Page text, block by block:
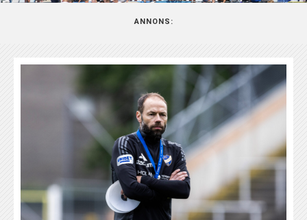
ANNONS: